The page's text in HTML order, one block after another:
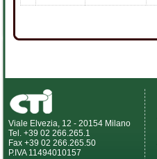
Viale Elvezia, 12 - 20154 Milano
Tel. +39 02 266.265.1
Fax +39 02 266.265.50
P.IVA 11494010157